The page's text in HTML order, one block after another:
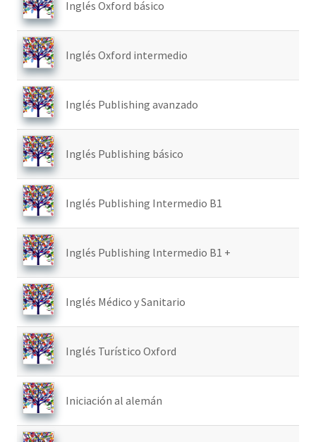
Inglés Oxford básico
Inglés Oxford intermedio
Inglés Publishing avanzado
Inglés Publishing básico
Inglés Publishing Intermedio B1
Inglés Publishing lntermedio B1 +
Inglés Médico y Sanitario
Inglés Turístico Oxford
Iniciación al alemán